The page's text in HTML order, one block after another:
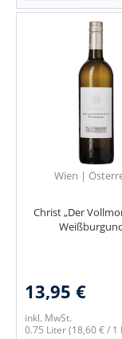
Wien |
Christ „Der
13,95 €
inkl. MwSt.
0.75 Liter(18,60 € / 1